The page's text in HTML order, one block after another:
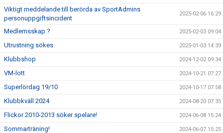
Viktigt meddelande till berörda av SportAdmins
personuppgiftsincident
2025-02-06 16:29
Medlemsskap ? 2025-02-03 09:04
Utrustning sökes 2025-01-03 14:39
Klubbshop 2024-12-02 09:34
VM-lott 2024-10-21 07:27
Superlördag 19/10 2024-10-17 07:58
Klubbkväll 2024 2024-08-20 07:35
Flickor 2010-2013 söker spelare! 2024-06-08 15:24
Sommarträning! 2024-06-07 15:25